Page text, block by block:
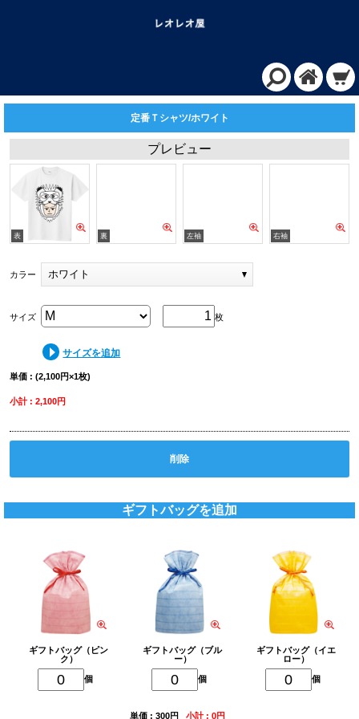
定番Ｔシャツ/ホワイト
プレビュー
カラー ホワイト
枚
サイズ
サイズを追加
単価 : (2,100円×1枚)
小計 : 2,100円
削除
ギフトバッグを追加
ギフトバッグ（ピン
ク）
個
ギフトバッグ（ブル
ー）
個
ギフトバッグ（イエ
ロー）
個
単価 : 300円 小計 : 0円